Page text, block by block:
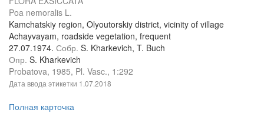
Poa nemoralis L.
Kamchatskiy region, Olyoutorskiy district, vicinity of village
Achayvayam, roadside vegetation, frequent
27.07.1974. Собр. S. Kharkevich, T. Buch
Опр. S. Kharkevich
Probatova, 1985, Pl. Vasc., 1:292
Дата ввода этикетки 1.07.2018
Полная карточка